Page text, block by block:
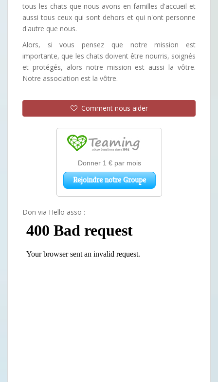
tous les chats que nous avons en familles d'accueil et
aussi tous ceux qui sont dehors et qui n'ont personne
d'autre que nous.
Alors, si vous pensez que notre mission est
importante, que les chats doivent être nourris, soignés
et protégés, alors notre mission est aussi la vôtre.
Notre association est la vôtre.
Comment nous aider
Don via Hello asso :